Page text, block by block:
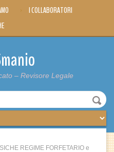
I COLLABORATORI
– Revisore Legale
REGIME FORFETARIO e